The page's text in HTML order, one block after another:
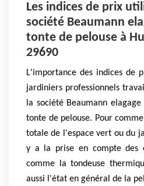
Les indices de prix
société Beaumann
tonte de pelouse à
29690
L'importance des indices de
jardiniers professionnels
la société Beaumann
tonte de pelouse. Pour
totale de l'espace vert ou du
y a la prise en compte des
comme la tondeuse
aussi l'état en général de la